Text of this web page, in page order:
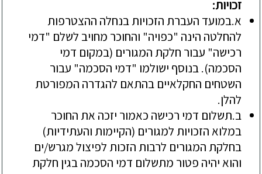
זכויות:
א.במועד העברת הזכויות בנחלה ההצטרפות
להחלטה הינה "כפויה" והחוכר מחויב לשלם "דמי
רכישה" עבור חלקת המגורים (במקום דמי
הסכמה). בנוסף ישולמו "דמי הסכמה" עבור
השטחים החקלאיים בהתאם להגדרה המפורטת
להלן.
ב.תשלום דמי רכישה כאמור יזכה את החוכר
במלוא הזכויות למגורים (הקיימות והעתידיות)
בחלקת המגורים לרבות הזכות לפיצול מגרש/ים
והוא יהיה פטור מתשלום דמי הסכמה בגין חלקת